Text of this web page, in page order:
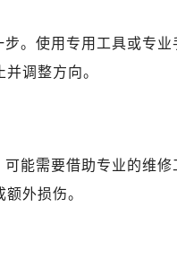
。使用专用工具或专
调整方向。
能需要借助专业的维
外损伤。